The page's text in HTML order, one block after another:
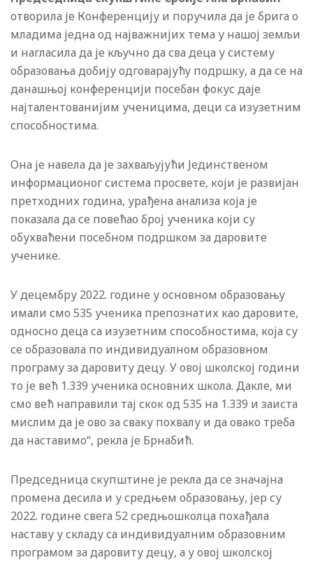
отворила је Конференцију и поручила да је брига о
младима једна од најважнијих тема у нашој земљи
и нагласила да је кључно да сва деца у систему
образовања добију одговарајућу подршку, а да се на
данашњој конференцији посебан фокус даје
најталентованијим ученицима, деци са изузетним
способностима.
Она је навела да је захваљујући Јединственом
информационог система просвете, који је развијан
претходних година, урађена анализа која је
показала да се повећао број ученика који су
обухваћени посебном подршком за даровите
ученике.
У децембру 2022. године у основном образовању
имали смо 535 ученика препознатих као даровите,
односно деца са изузетним способностима, која су
се образовала по индивидуалном образовном
програму за даровиту децу. У овој школској години
то је већ 1.339 ученика основних школа. Дакле, ми
смо већ направили тај скок од 535 на 1.339 и заиста
мислим да је ово за сваку похвалу и да овако треба
да наставимо“, рекла је Брнабић.
Председница скупштине је рекла да се значајна
промена десила и у средњем образовању, јер су
2022. године свега 52 средњошколца похађала
наставу у складу са индивидуалним образовним
програмом за даровиту децу, а у овој школској